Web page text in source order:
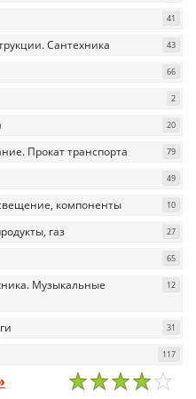
41
Сантехника 43
66
2
20
Прокат транспорта 79
49
компоненты 10
газ 27
65
Музыкальные
12
31
117